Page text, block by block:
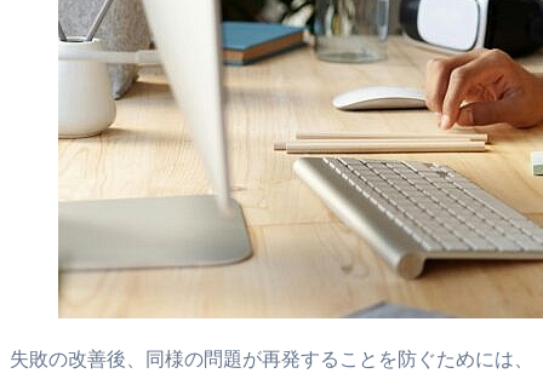
失敗の改善後、同様の問題が再発することを防ぐためには、